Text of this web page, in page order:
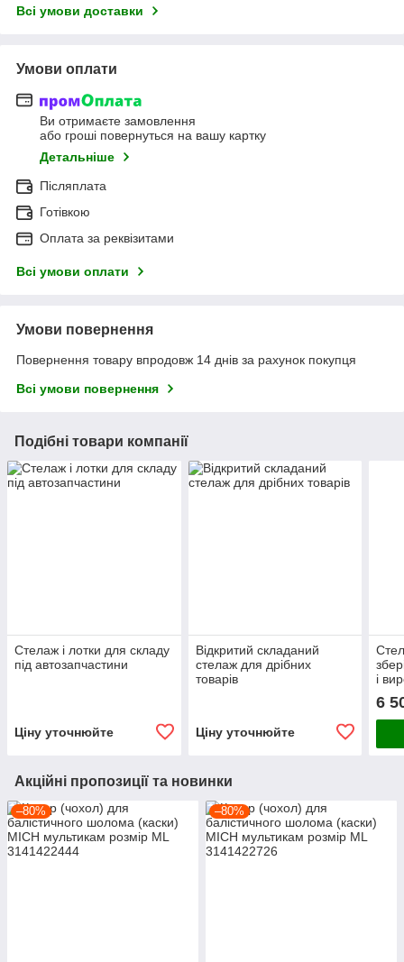
Всі умови доставки
Умови оплати
Ви отримаєте замовлення
або гроші повернуться на вашу картку
Детальніше
Післяплата
Готівкою
Оплата за реквізитами
Всі умови оплати
Умови повернення
Повернення товару впродовж 14 днів за рахунок покупця
Всі умови повернення
Подібні товари компанії
Стелаж і лотки для складу
під автозапчастини
Ціну уточнюйте
Відкритий складаний
стелаж для дрібних
товарів
Ціну уточнюйте
і
6
Акційні пропозиції та новинки
–80% –80%